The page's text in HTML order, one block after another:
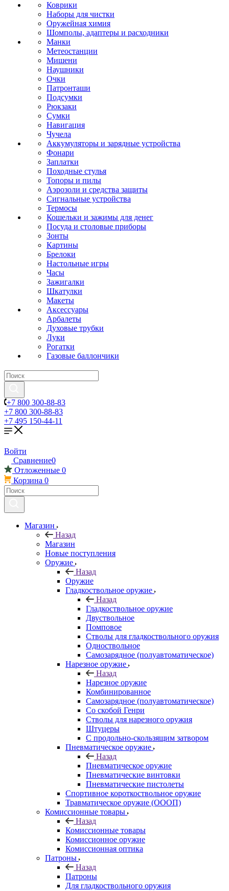
Коврики
Наборы для чистки
Оружейная химия
Шомполы, адаптеры и расходники
Манки
Метеостанции
Мишени
Наушники
Очки
Патронташи
Подсумки
Рюкзаки
Сумки
Навигация
Чучела
Аккумуляторы и зарядные устройства
Фонари
Заплатки
Походные стулья
Топоры и пилы
Аэрозоли и средства защиты
Сигнальные устройства
Термосы
Кошельки и зажимы для денег
Посуда и столовые приборы
Зонты
Картины
Брелоки
Настольные игры
Часы
Зажигалки
Шкатулки
Макеты
Аксессуары
Арбалеты
Духовые трубки
Луки
Рогатки
Газовые баллончики
+7 800 300-88-83
+7 800 300-88-83
+7 495 150-44-11
Войти
Сравнение0
Отложенные 0
Корзина 0
Магазин
Назад
Магазин
Новые поступления
Оружие
Назад
Оружие
Гладкоствольное оружие
Назад
Гладкоствольное оружие
Двуствольное
Помповое
Стволы для гладкоствольного оружия
Одноствольное
Самозарядное (полуавтоматическое)
Нарезное оружие
Назад
Нарезное оружие
Комбинированное
Самозарядное (полуавтоматическое)
Со скобой Генри
Стволы для нарезного оружия
Штуцеры
С продольно-скользящим затвором
Пневматическое оружие
Назад
Пневматическое оружие
Пневматические винтовки
Пневматические пистолеты
Спортивное короткоствольное оружие
Травматическое оружие (ОООП)
Комиссионные товары
Назад
Комиссионные товары
Комиссионное оружие
Комиссионная оптика
Патроны
Назад
Патроны
Для гладкоствольного оружия